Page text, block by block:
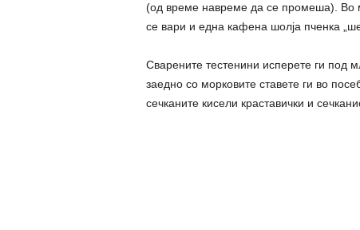
(од време навреме да се промеша). Во
се вари и една кафена шолја пченка
Сварените тестенини исперете ги под
заедно со морковите ставете ги во
сечканите кисели краставички и